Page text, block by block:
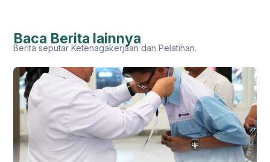
Baca Berita lainnya
Berita seputar Ketenagakerjaan dan Pelatihan.